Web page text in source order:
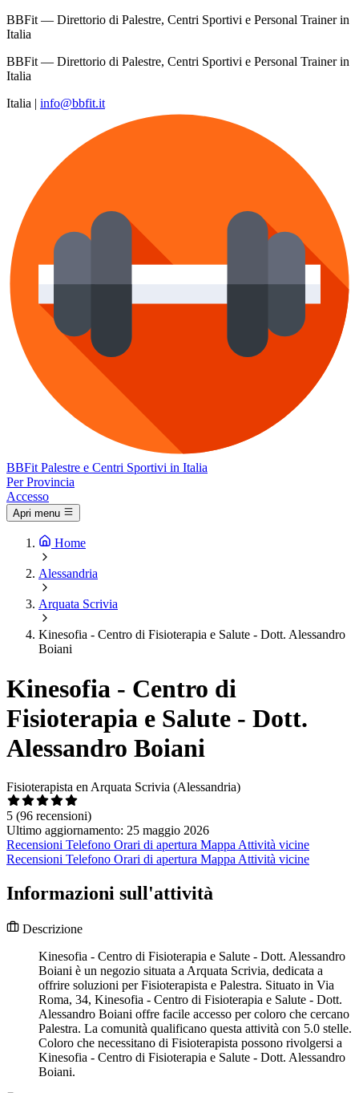
BBFit — Direttorio di Palestre, Centri Sportivi e Personal Trainer in
Italia
BBFit — Direttorio di Palestre, Centri Sportivi e Personal Trainer in
Italia
Italia | info@bbfit.it
BBFit Palestre e Centri Sportivi in Italia
Per Provincia
Accesso
Apri menu
Home
Alessandria
Arquata Scrivia
Kinesofia - Centro di Fisioterapia e Salute - Dott. Alessandro
Boiani
Kinesofia - Centro di
Fisioterapia e Salute - Dott.
Alessandro Boiani
Fisioterapista en Arquata Scrivia (Alessandria)
5 (96 recensioni)
Ultimo aggiornamento: 25 maggio 2026
Recensioni Telefono Orari di apertura Mappa Attività vicine
Recensioni Telefono Orari di apertura Mappa Attività vicine
Informazioni sull'attività
Descrizione
Kinesofia - Centro di Fisioterapia e Salute - Dott. Alessandro
Boiani è un negozio situata a Arquata Scrivia, dedicata a
offrire soluzioni per Fisioterapista e Palestra. Situato in Via
Roma, 34, Kinesofia - Centro di Fisioterapia e Salute - Dott.
Alessandro Boiani offre facile accesso per coloro che cercano
Palestra. La comunità qualificano questa attività con 5.0 stelle.
Coloro che necessitano di Fisioterapista possono rivolgersi a
Kinesofia - Centro di Fisioterapia e Salute - Dott. Alessandro
Boiani.